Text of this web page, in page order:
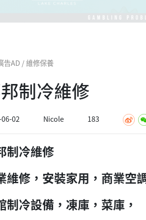
告AD / 維修保養
制冷維修
02 Nicole 183
制冷維修
維修，安裝家用，商業空
制冷設備，凍庫，菜庫，